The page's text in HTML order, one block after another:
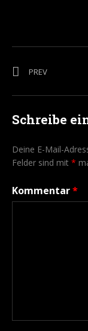
PREVPOST:
Schreibe
Deine E-Mail-
Felder sind mit *
Kommentar*